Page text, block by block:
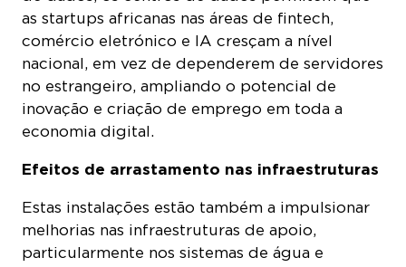
as startups africanas nas áreas de fintech,
comércio eletrónico e IA cresçam a nível
nacional, em vez de dependerem de servidores
no estrangeiro, ampliando o potencial de
inovação e criação de emprego em toda a
economia digital.
Efeitos de arrastamento nas infraestruturas
Estas instalações estão também a impulsionar
melhorias nas infraestruturas de apoio,
particularmente nos sistemas de água e